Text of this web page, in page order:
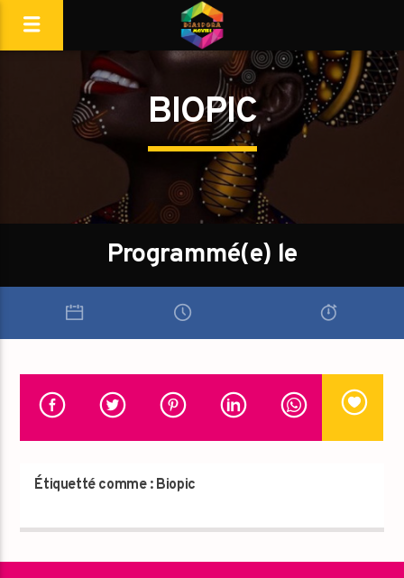
BIOPIC
Programmé(e) le
Étiquetté comme : Biopic